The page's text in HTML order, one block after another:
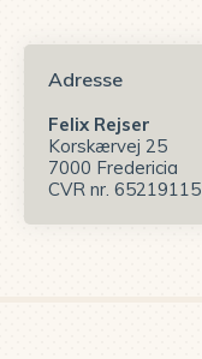
Adresse
Felix Rejser
Korskærvej 25
7000 Fredericia
CVR nr. 65219115